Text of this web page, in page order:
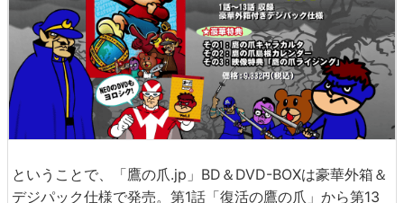
ということで、「鷹の爪.jp」BD＆DVD-BOXは豪華外箱＆
デジパック仕様で発売。第1話「復活の鷹の爪」から第13